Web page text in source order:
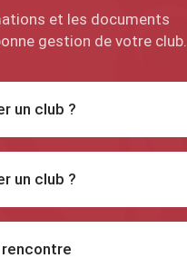
et les documents
gestion de votre club.
un club ?
un club ?
rencontre